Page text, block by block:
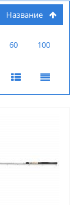
Название
60 100